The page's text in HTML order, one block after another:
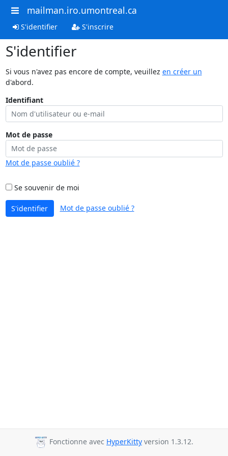
mailman.iro.umontreal.ca
S'identifier S'inscrire
S'identifier
Si vous n'avez pas encore de compte, veuillez en créer un
d'abord.
Identifiant
Mot de passe
Mot de passe oublié ?
Se souvenir de moi
S'identifier Mot de passe oublié ?
Fonctionne avec HyperKitty version 1.3.12.